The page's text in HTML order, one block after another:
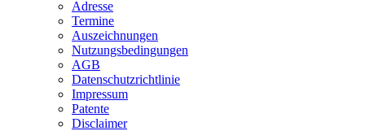
Adresse
Termine
Auszeichnungen
Nutzungsbedingungen
AGB
Datenschutzrichtlinie
Impressum
Patente
Disclaimer